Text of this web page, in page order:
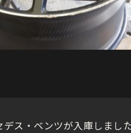
デス・ベンツが入庫しまし